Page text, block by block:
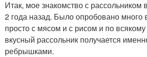
Итак, мое знакомство с рассольником
2 года назад. Было опробовано много
просто с мясом и с рисом и по
вкусный рассольник получается
ребрышками.